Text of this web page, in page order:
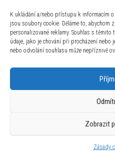
K ukládání a/nebo přístupu k informacím
jsou soubory cookie. Děláme to, abychom
personalizované reklamy. Souhlas s
údaje, jako je chování při procházení nebo
nebo odvolání souhlasu může nepříznivě
Zobrazit
Zásady
Jednorožec 25cm
329Kč
Používáme WordPress (v